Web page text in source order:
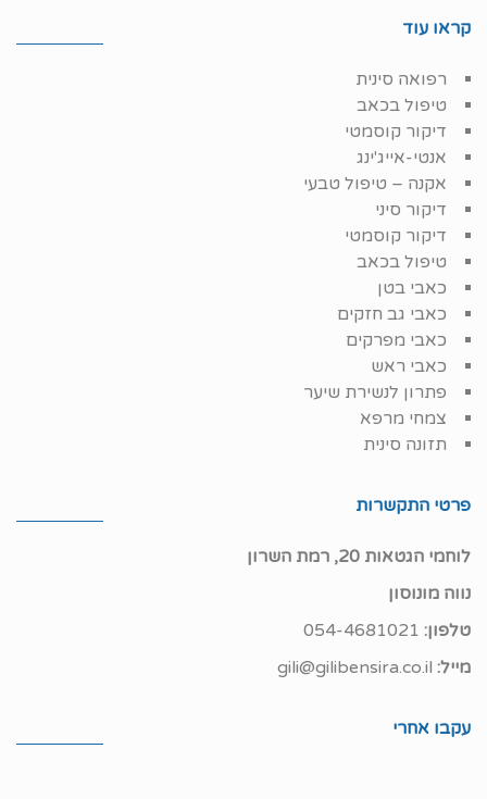
קראו עוד
רפואה סינית
טיפול בכאב
דיקור קוסמטי
אנטי-אייג'ינג
אקנה – טיפול טבעי
דיקור סיני
דיקור קוסמטי
טיפול בכאב
כאבי בטן
כאבי גב חזקים
כאבי מפרקים
כאבי ראש
פתרון לנשירת שיער
צמחי מרפא
תזונה סינית
פרטי התקשרות
לוחמי הגטאות 20, רמת השרון
נווה מונוסון
טלפון: 054-4681021
מייל: gili@gilibensira.co.il
עקבו אחרי